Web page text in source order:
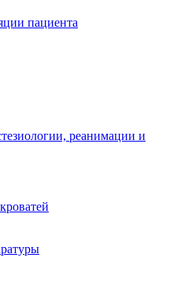
пациента
реанимации и